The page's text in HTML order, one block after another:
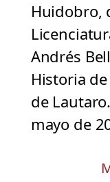
Huidobro,
Andrés
Historia
de
mayo de